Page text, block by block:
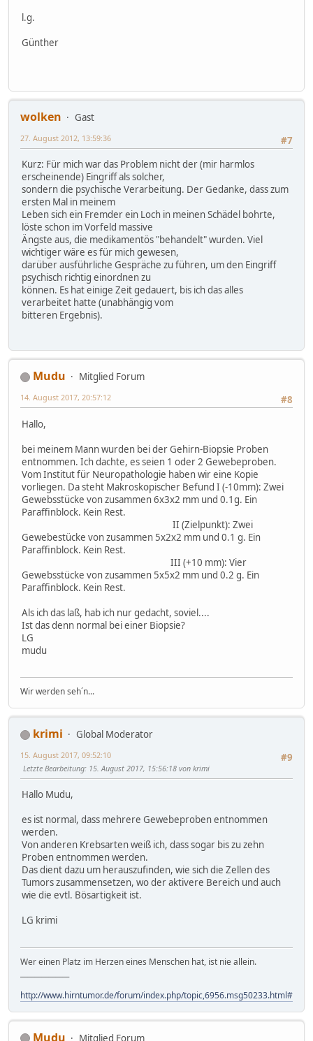
l.g.
Günther
wolken
Gast
#7
27. August 2012, 13:59:36
Kurz: Für mich war das Problem nicht der (mir harmlos
erscheinende) Eingriff als solcher,
sondern die psychische Verarbeitung. Der Gedanke, dass zum
ersten Mal in meinem
Leben sich ein Fremder ein Loch in meinen Schädel bohrte,
löste schon im Vorfeld massive
Ängste aus, die medikamentös "behandelt" wurden. Viel
wichtiger wäre es für mich gewesen,
darüber ausführliche Gespräche zu führen, um den Eingriff
psychisch richtig einordnen zu
können. Es hat einige Zeit gedauert, bis ich das alles
verarbeitet hatte (unabhängig vom
bitteren Ergebnis).
Mudu
Mitglied Forum
#8
14. August 2017, 20:57:12
Hallo,
bei meinem Mann wurden bei der Gehirn-Biopsie Proben
entnommen. Ich dachte, es seien 1 oder 2 Gewebeproben.
Vom Institut für Neuropathologie haben wir eine Kopie
vorliegen. Da steht Makroskopischer Befund I (-10mm): Zwei
Gewebsstücke von zusammen 6x3x2 mm und 0.1g. Ein
Paraffinblock. Kein Rest.
II (Zielpunkt): Zwei
Gewebestücke von zusammen 5x2x2 mm und 0.1 g. Ein
Paraffinblock. Kein Rest.
III (+10 mm): Vier
Gewebsstücke von zusammen 5x5x2 mm und 0.2 g. Ein
Paraffinblock. Kein Rest.
Als ich das laß, hab ich nur gedacht, soviel....
Ist das denn normal bei einer Biopsie?
LG
mudu
Wir werden seh´n...
krimi
Global Moderator
#9
15. August 2017, 09:52:10
Letzte Bearbeitung: 15. August 2017, 15:56:18 von krimi
Hallo Mudu,
es ist normal, dass mehrere Gewebeproben entnommen
werden.
Von anderen Krebsarten weiß ich, dass sogar bis zu zehn
Proben entnommen werden.
Das dient dazu um herauszufinden, wie sich die Zellen des
Tumors zusammensetzen, wo der aktivere Bereich und auch
wie die evtl. Bösartigkeit ist.
LG krimi
Wer einen Platz im Herzen eines Menschen hat, ist nie allein.
http://www.hirntumor.de/forum/index.php/
Mudu Mitglied Forum